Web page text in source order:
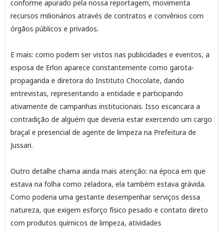
conforme apurado pela nossa reportagem, movimenta
recursos milionários através de contratos e convênios com
órgãos públicos e privados.
E mais: como podem ser vistos nas publicidades e eventos, a
esposa de Erlon aparece constantemente como garota-
propaganda e diretora do Instituto Chocolate, dando
entrevistas, representando a entidade e participando
ativamente de campanhas institucionais. Isso escancara a
contradição de alguém que deveria estar exercendo um cargo
braçal e presencial de agente de limpeza na Prefeitura de
Jussari.
Outro detalhe chama ainda mais atenção: na época em que
estava na folha como zeladora, ela também estava grávida.
Como poderia uma gestante desempenhar serviços dessa
natureza, que exigem esforço físico pesado e contato direto
com produtos químicos de limpeza, atividades